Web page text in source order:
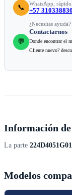
📞 WhatsApp,
+57
💬
¿Necesitas ayuda?
Contactarnos
Donde encontrar el
Cliente nuevo?
Información
La parte
Modelos